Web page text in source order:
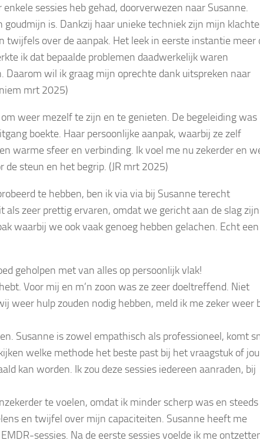
sessies heb gehad, doorverwezen naar Susanne.
is. Dankzij haar unieke techniek zijn mijn
twijfels over de aanpak. Het leek in eerste instantie meer
ik dat bepaalde problemen daadwerkelijk waren
wil ik graag mijn oprechte dank uitspreken naar
mrt 2025)
weer mezelf te zijn en te genieten. De begeleiding was
boekte. Haar persoonlijke aanpak, waarbij ze zelf
warme sfeer en verbinding. Ik voel me nu zekerder en
steun en het begrip. (JR mrt 2025)
te hebben, ben ik via via bij Susanne terecht
als zeer prettig ervaren, omdat we gericht aan de slag zijn
waarbij we ook vaak genoeg hebben gelachen. Echt een
geholpen met van alles op persoonlijk vlak!
Voor mij en m’n zoon was ze zeer doeltreffend. Niet
weer hulp zouden nodig hebben, meld ik me zeker weer
Susanne is zowel empathisch als professioneel, komt
welke methode het beste past bij het vraagstuk of jou
kan worden. Ik zou deze sessies iedereen aanraden, bij
te voelen, omdat ik minder scherp was en steeds
en twijfel over mijn capaciteiten. Susanne heeft me
sessies. Na de eerste sessies voelde ik me